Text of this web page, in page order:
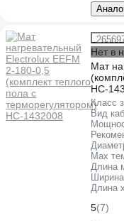
Нет в
Мат
НС-
Класс
Вид
Max
Длина
Длина
5(7)